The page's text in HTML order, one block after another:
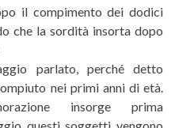
il compimento dei dodici
che la sordità insorta dopo
parlato, perché detto
nei primi anni di età.
insorge prima